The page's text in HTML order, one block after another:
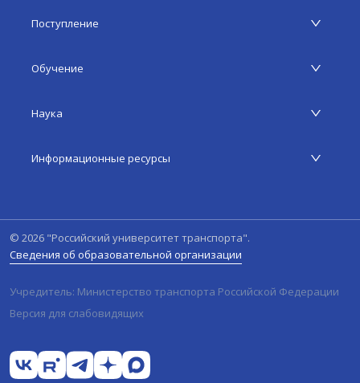
Поступление
Обучение
Наука
Информационные ресурсы
© 2026 "Российский университет транспорта".
Сведения об образовательной организации
Учредитель: Министерство транспорта Российской Федерации
Версия для слабовидящих